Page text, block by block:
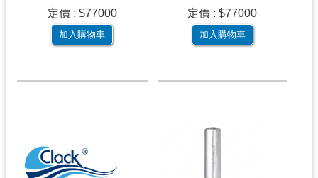
定價 : $77000
加入購物車
定價 : $77000
加入購物車